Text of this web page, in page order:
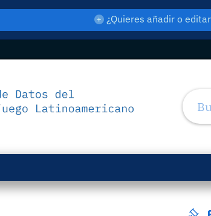
¿Quieres añadir o